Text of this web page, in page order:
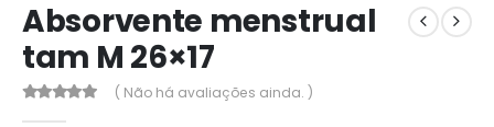
Absorvente menstrual
tam M 26×17
( Não há avaliações ainda. )